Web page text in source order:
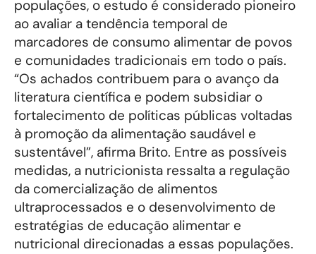
populações, o estudo é considerado pioneiro
ao avaliar a tendência temporal de
marcadores de consumo alimentar de povos
e comunidades tradicionais em todo o país.
“Os achados contribuem para o avanço da
literatura científica e podem subsidiar o
fortalecimento de políticas públicas voltadas
à promoção da alimentação saudável e
sustentável”, afirma Brito. Entre as possíveis
medidas, a nutricionista ressalta a regulação
da comercialização de alimentos
ultraprocessados e o desenvolvimento de
estratégias de educação alimentar e
nutricional direcionadas a essas populações.